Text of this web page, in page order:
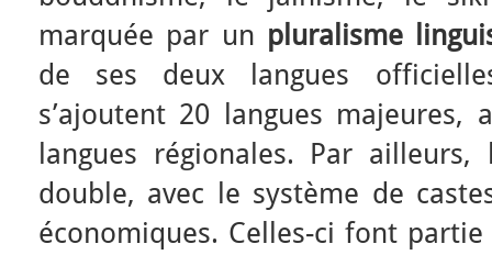
marquée par un pluralisme
de ses deux langues
s’ajoutent 20 langues majeures,
langues régionales. Par
double, avec le système de
économiques. Celles-ci font